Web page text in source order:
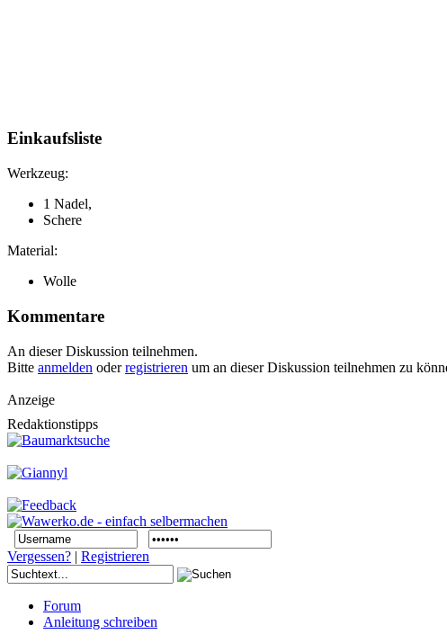
Einkaufsliste
Werkzeug:
1 Nadel,
Schere
Material:
Wolle
Kommentare
An dieser Diskussion teilnehmen.
Bitte anmelden oderregistrieren um an dieser Diskussion teilnehmen zu
Anzeige
Redaktionstipps
Vergessen? | Registrieren
Forum
Anleitung schreiben